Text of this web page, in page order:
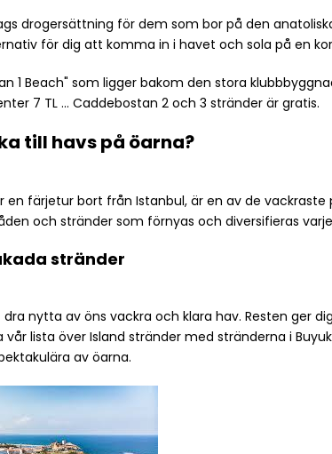
drogersättning för dem som bor på den
för dig att komma in i havet och sola på en
1 Beach" som ligger bakom den stora
7 TL ... Caddebostan 2 och 3 stränder är gratis.
till havs på öarna?
en färjetur bort från Istanbul, är en av de
och stränder som förnyas och diversifieras
stränder
nytta av öns vackra och klara hav. Resten ger
lista över Island stränder med stränderna i
av öarna.